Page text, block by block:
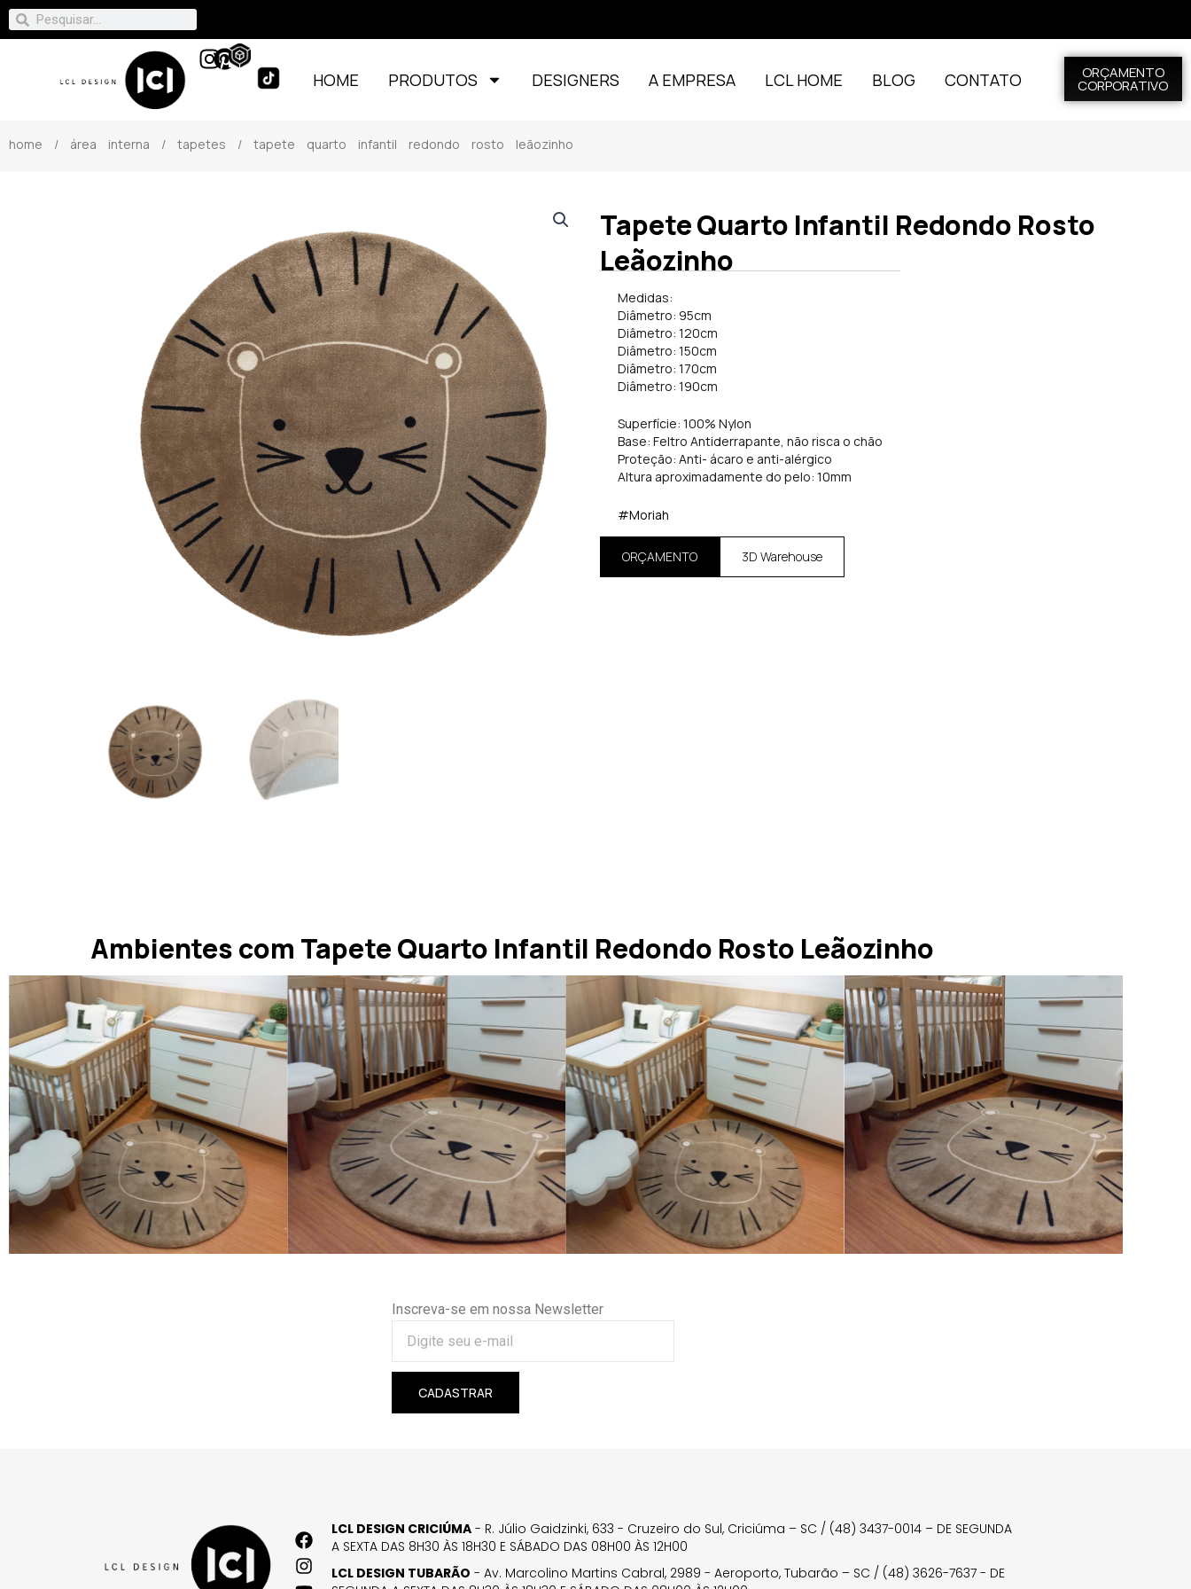
HOME PRODUTOS DESIGNERS A EMPRESA LCL HOME BLOG CONTATO ORÇAMENTO
CORPORATIVO
home / área interna / tapetes / tapete quarto infantil redondo rosto leãozinho
Tapete Quarto Infantil Redondo Rosto
Leãozinho
Medidas:
Diâmetro: 95cm
Diâmetro: 120cm
Diâmetro: 150cm
Diâmetro: 170cm
Diâmetro: 190cm
Superfície: 100% Nylon
Base: Feltro Antiderrapante, não risca o chão
Proteção: Anti- ácaro e anti-alérgico
Altura aproximadamente do pelo: 10mm
#Moriah
ORÇAMENTO 3D Warehouse
Ambientes com Tapete Quarto Infantil Redondo Rosto Leãozinho
Inscreva-se em nossa Newsletter
CADASTRAR
LCL DESIGN CRICIÚMA - R. Júlio Gaidzinki, 633 - Cruzeiro do Sul, Criciúma – SC / (48) 3437-0014 – DE SEGUNDA
A SEXTA DAS 8H30 ÀS 18H30 E SÁBADO DAS 08H00 ÀS 12H00
LCL DESIGN TUBARÃO - Av. Marcolino Martins Cabral, 2989 - Aeroporto, Tubarão – SC / (48) 3626-7637 - DE